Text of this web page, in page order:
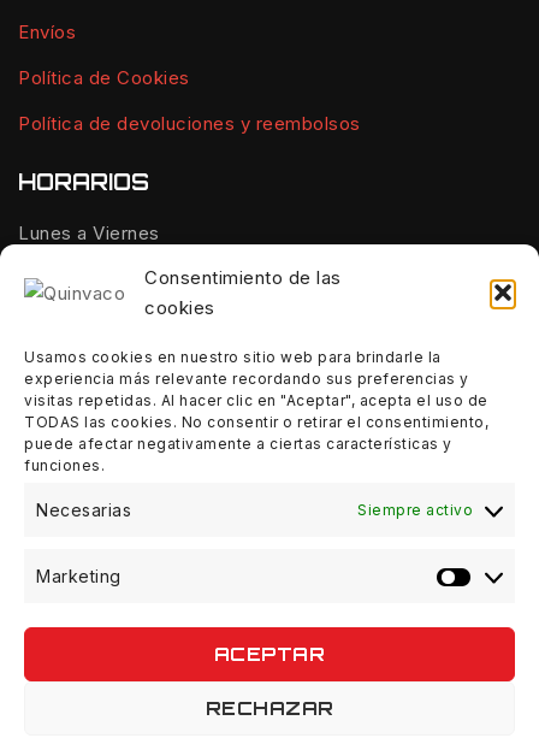
Consentimiento de las
cookies
Usamos cookies en nuestro sitio web para brindarle la
experiencia más relevante recordando sus preferencias y
visitas repetidas. Al hacer clic en "Aceptar", acepta el uso de
TODAS las cookies. No consentir o retirar el consentimiento,
puede afectar negativamente a ciertas características y
funciones.
Necesarias Siempre activo
Marketing
ACEPTAR
RECHAZAR
Envíos
Política de Cookies
Política de devoluciones y reembolsos
HORARIOS
Lunes a Viernes
Sábados:
10:00 - 14:00
Domingos:
Cerrado
© 2026 Quinvaco - WordPress Theme by